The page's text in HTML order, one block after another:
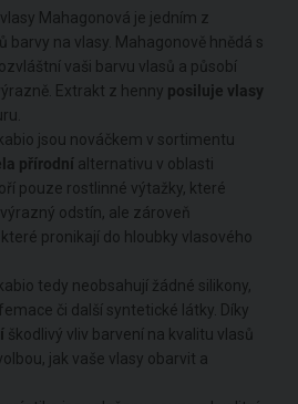
Mahagonová je jedním z
barvy na vlasy. Mahagonově hnědá s
vaši barvu vlasů a působí
Extrakt z henny posiluje vlasy
jsou nováčkem v sortimentu
přírodní alternativu v oblasti
pouze rostlinné výtažky, které
odstín, ale zároveň
které pronikají do hloubky vlasového
tedy neobsahují žádné silikony,
či další syntetické látky. Díky
škodlivý vliv barvení na kvalitu vlasů
jak vaše vlasy obarvit a